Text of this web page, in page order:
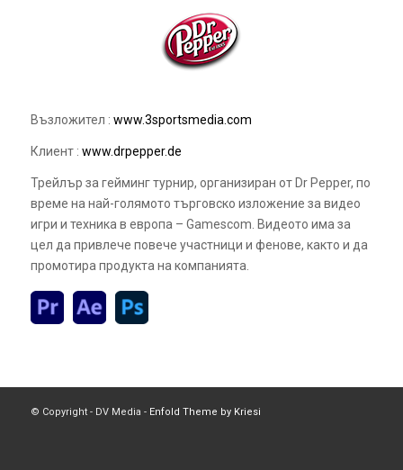
Възложител : www.3sportsmedia.com
Клиент : www.drpepper.de
Трейлър за гейминг турнир, организиран от Dr Pepper, по
време на най-голямото търговско изложение за видео
игри и техника в европа – Gamescom. Видеото има за
цел да привлече повече участници и фенове, както и да
промотира продукта на компанията.
© Copyright - DV Media - Enfold Theme by Kriesi